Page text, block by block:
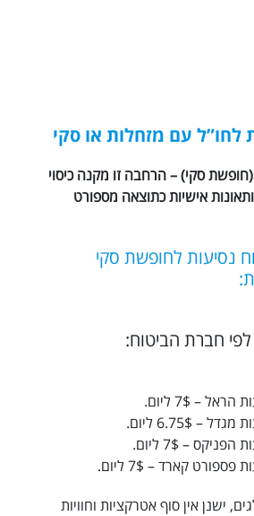
לחו”ל עם מזחלות או סקי
(חופשת סקי) – הרחבה זו מקנה כיסוי
אישיות כתוצאה מספורט
נסיעות לחופשת סקי
חברת הביטוח:
– 7$ ליום.
– 6.75$ ליום.
– 7$ ליום.
קארד – 7$ ליום.
ישנן אין סוף אטרקציות וחוויות